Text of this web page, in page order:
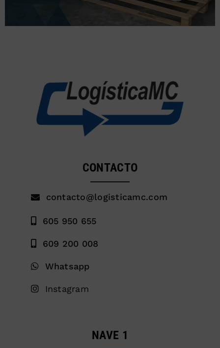
CONTACTO
contacto@logisticamc.com
605 950 655
609 200 008
Whatsapp
Instagram
NAVE 1